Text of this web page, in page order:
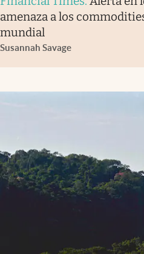
amenaza a los
mundial
Susannah Savage